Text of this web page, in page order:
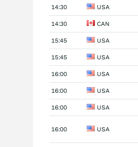
14:30 USA
14:30 CAN
15:45 USA
15:45 USA
16:00 USA
16:00 USA
16:00 USA
16:00 USA